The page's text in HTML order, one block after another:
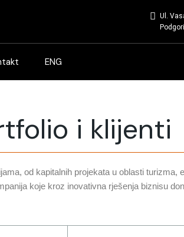
Ul.
ENG
i klijenti
od kapitalnih projekata u oblasti turizma,
koje kroz inovativna rješenja biznisu